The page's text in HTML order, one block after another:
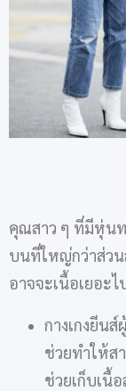
คุณสาว ๆ ที่มีหุ่นท
บนที่ใหญ่กว่าส่วน
อาจจะเนื้อเยอะ
กางเกงยีน
ช่วยทำให้ส
ช่วยเก็บเนื้